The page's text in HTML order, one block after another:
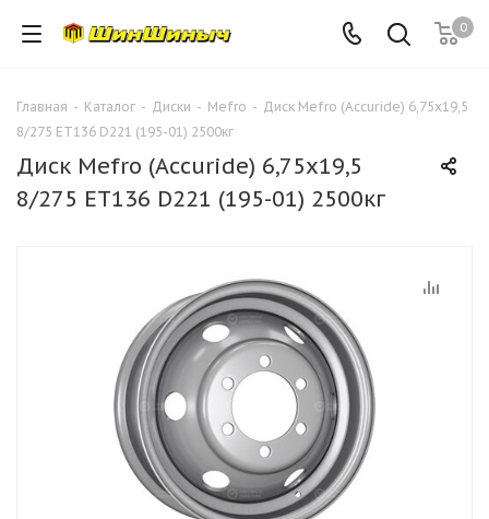
0
Главная - Каталог - Диски - Mefro - Диск Mefro (Accuride) 6,75х19,5
8/275 ЕТ136 D221 (195-01) 2500кг
Диск Mefro (Accuride) 6,75х19,5
8/275 ЕТ136 D221 (195-01) 2500кг